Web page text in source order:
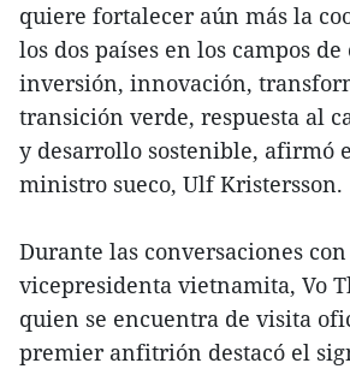
quiere fortalecer aún más la
los dos países en los campos
inversión, innovación,
transición verde, respuesta al
y desarrollo sostenible, afirmó
ministro sueco, Ulf Kristersson.
Durante las conversaciones
vicepresidenta vietnamita, Vo
quien se encuentra de visita
premier anfitrión destacó el